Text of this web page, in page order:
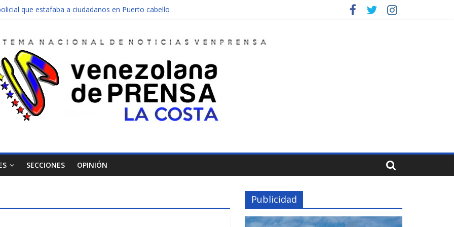
que estafaba a ciudadanos en Puerto cabello
abandonado de Chichiriviche
entre Colombia y Margarita el 27 de junio
SECCIONES OPINIÓN
Publicidad